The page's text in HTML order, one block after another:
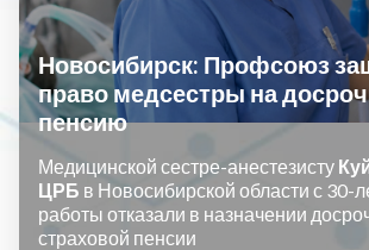
Новосибирск: Профсоюз
право медсестры на
пенсию
Медицинской сестре-анестезисту
ЦРБ в Новосибирской области с 30-
работы отказали в назначении
страховой пенсии